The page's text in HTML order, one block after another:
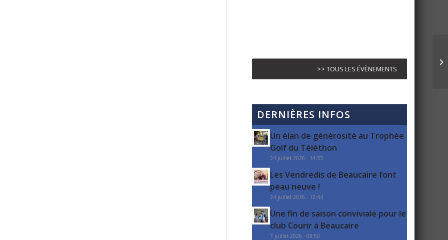
>> TOUS LES ÉVÈNEMENTS
DERNIÈRES INFOS
Un élan de générosité au Trophée
Golf du Téléthon
24 juillet 2026 - 14:33
Les Vendredis de Beaucaire font
peau neuve !
24 juillet 2026 - 12:44
Une fin de saison conviviale pour le
club Courir à Beaucaire
7 juillet 2026 - 08:50